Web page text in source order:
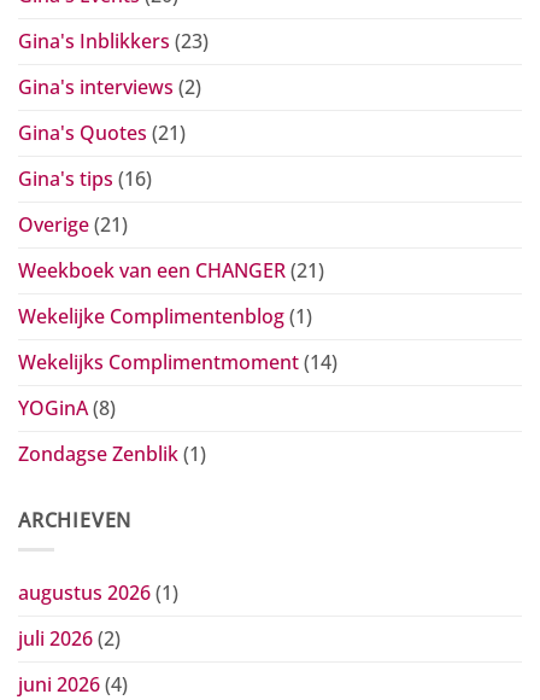
Gina's Inblikkers (23)
Gina's interviews (2)
Gina's Quotes (21)
Gina's tips (16)
Overige(21)
Weekboek van een CHANGER(21)
Wekelijke Complimentenblog(1)
Wekelijks Complimentmoment(14)
YOGinA(8)
Zondagse Zenblik(1)
ARCHIEVEN
augustus 2026(1)
juli 2026(2)
juni 2026(4)